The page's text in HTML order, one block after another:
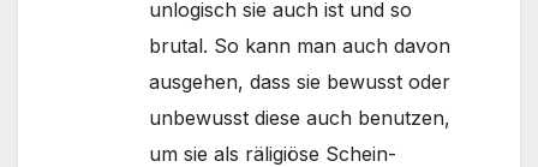
unlogisch sie auch ist und so
brutal. So kann man auch davon
ausgehen, dass sie bewusst oder
unbewusst diese auch benutzen,
um sie als räligiöse Schein-